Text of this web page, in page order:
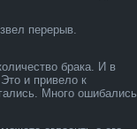
перерыв.
брака. И в
и привело к
Много ошибались